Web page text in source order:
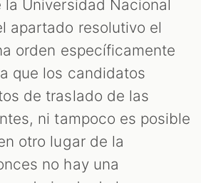
la Universidad Nacional
apartado resolutivo el
orden específicamente
que los candidatos
de traslado de las
ni tampoco es posible
otro lugar de la
no hay una